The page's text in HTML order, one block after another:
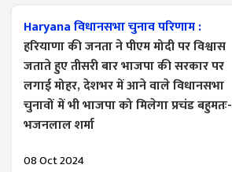
Haryana विधानसभा चुनाव परिणाम :
हरियाणा की जनता ने पीएम मोदी पर विश्वास
जताते हुए तीसरी बार भाजपा की सरकार पर
लगाई मोहर, देशभर में आने वाले विधानसभा
चुनावों में भी भाजपा को मिलेगा प्रचंड बहुमतः-
भजनलाल शर्मा
08 Oct 2024